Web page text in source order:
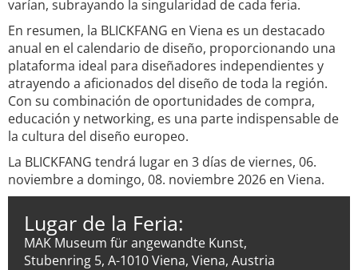
varían, subrayando la singularidad de cada feria.
En resumen, la BLICKFANG en Viena es un destacado
anual en el calendario de diseño, proporcionando una
plataforma ideal para diseñadores independientes y
atrayendo a aficionados del diseño de toda la región.
Con su combinación de oportunidades de compra,
educación y networking, es una parte indispensable de
la cultura del diseño europeo.
La BLICKFANG tendrá lugar en 3 días de viernes, 06.
noviembre a domingo, 08. noviembre 2026 en Viena.
Lugar de la Feria:
MAK Museum für angewandte Kunst,
Stubenring 5, A-1010 Viena, Viena, Austria